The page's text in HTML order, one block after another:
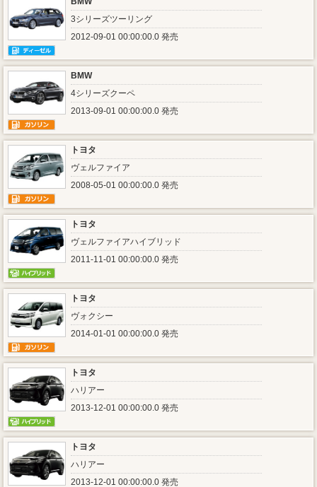
3シリーズツーリング
2012-09-01 00:00:00.0 発売
BMW
4シリーズクーペ
2013-09-01 00:00:00.0 発売
トヨタ
ヴェルファイア
2008-05-01 00:00:00.0 発売
トヨタ
ヴェルファイアハイブリッド
2011-11-01 00:00:00.0 発売
トヨタ
ヴォクシー
2014-01-01 00:00:00.0 発売
トヨタ
ハリアー
2013-12-01 00:00:00.0 発売
トヨタ
ハリアー
2013-12-01 00:00:00.0 発売